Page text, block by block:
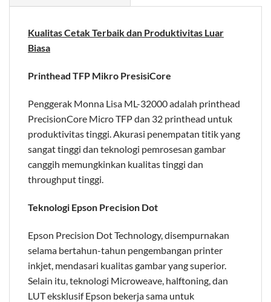
Kualitas Cetak Terbaik dan Produktivitas Luar
Biasa
Printhead TFP Mikro PresisiCore
Penggerak Monna Lisa ML-32000 adalah printhead
PrecisionCore Micro TFP dan 32 printhead untuk
produktivitas tinggi. Akurasi penempatan titik yang
sangat tinggi dan teknologi pemrosesan gambar
canggih memungkinkan kualitas tinggi dan
throughput tinggi.
Teknologi Epson Precision Dot
Epson Precision Dot Technology, disempurnakan
selama bertahun-tahun pengembangan printer
inkjet, mendasari kualitas gambar yang superior.
Selain itu, teknologi Microweave, halftoning, dan
LUT eksklusif Epson bekerja sama untuk